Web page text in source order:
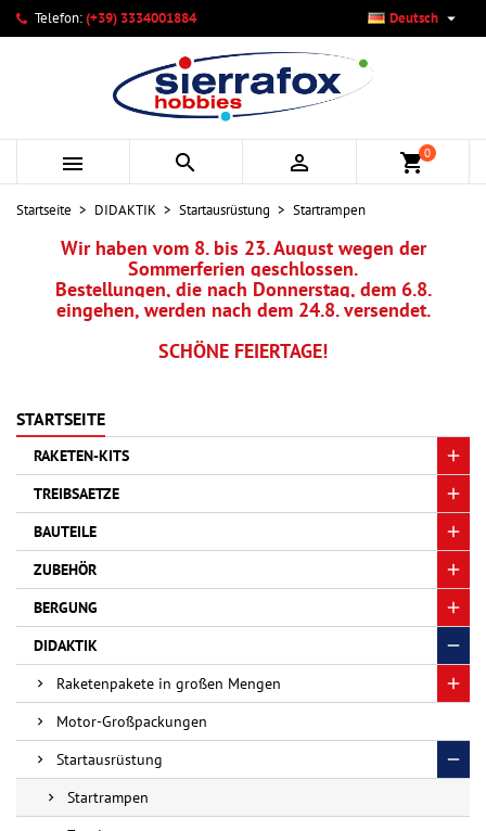
Telefon:(+39) 3334001884 Deutsch 
   shopping_cart0
Startseite DIDAKTIK Startausrüstung Startrampen
Wir haben vom 8. bis 23. August wegen der
Sommerferien geschlossen.
Bestellungen, die nach Donnerstag, dem 6.8.
eingehen, werden nach dem 24.8. versendet.
SCHÖNE FEIERTAGE!
STARTSEITE
RAKETEN-KITS
TREIBSAETZE
BAUTEILE
ZUBEHÖR
BERGUNG
DIDAKTIK
Raketenpakete in großen Mengen
Motor-Großpackungen
Startausrüstung
Startrampen
Ihre Wunschlisten ×
Neue Liste anlegen
((modalTitle)) ×
((confirmMessage))
((cancelText)) ((modalDeleteText))
Wunschliste erstellen ×
Name der Wunschliste
Abbrechen Wunschliste erstellen
Anmelden ×
Sie müssen angemeldet sein, um Artikel Ihrer Wunschliste
hinzufügen zu können.
Abbrechen Anmelden